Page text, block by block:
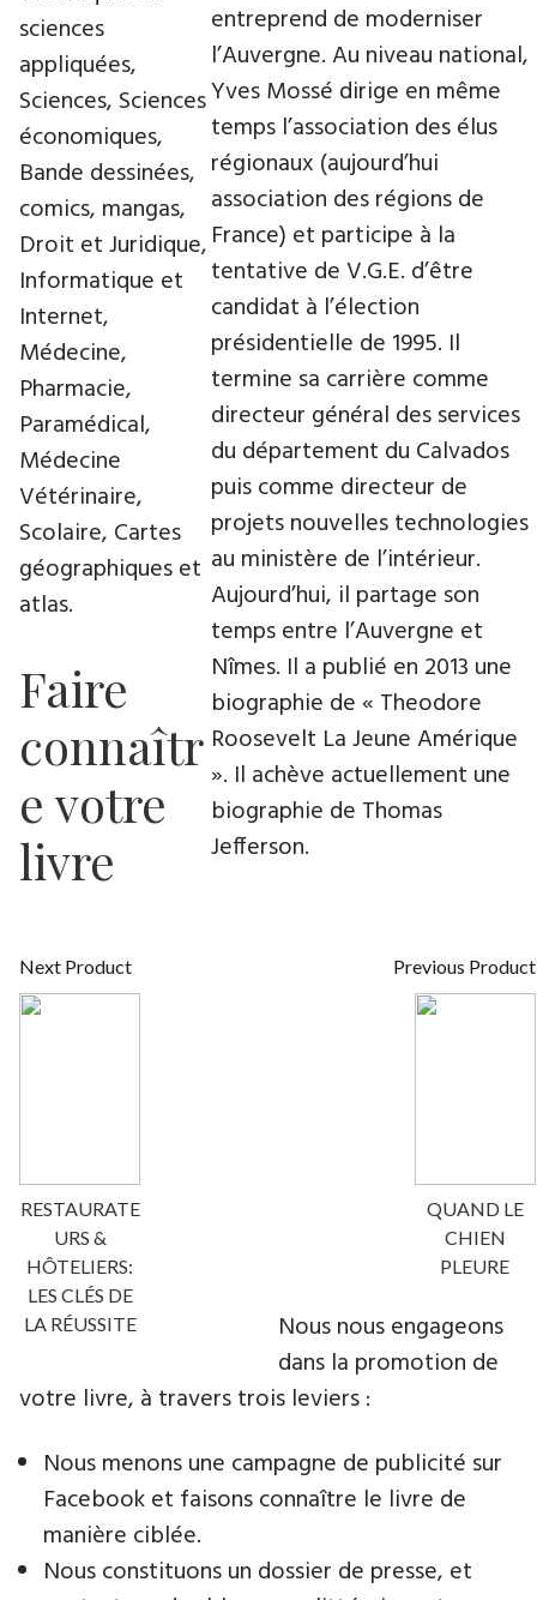
entreprend de moderniser
l’Auvergne. Au niveau national,
Yves Mossé dirige en même
temps l’association des élus
régionaux (aujourd’hui
association des régions de
France) et participe à la
tentative de V.G.E. d’être
candidat à l’élection
présidentielle de 1995. Il
termine sa carrière comme
directeur général des services
du département du Calvados
puis comme directeur de
projets nouvelles technologies
au ministère de l’intérieur.
Aujourd’hui, il partage son
temps entre l’Auvergne et
Nîmes. Il a publié en 2013 une
biographie de « Theodore
Roosevelt La Jeune Amérique
». Il achève actuellement une
biographie de Thomas
Jefferson.
Next Product
RESTAURATE
URS &
HÔTELIERS:
LES CLÉS DE
LA RÉUSSITE
Previous Product
QUAND LE
CHIEN
PLEURE
sciences
appliquées,
Sciences, Sciences
économiques,
Bande dessinées,
comics, mangas,
Droit et Juridique,
Informatique et
Internet,
Médecine,
Pharmacie,
Paramédical,
Médecine
Vétérinaire,
Scolaire, Cartes
géographiques et
atlas.
Faire
connaîtr
e votre
livre
Nous nous engageons
dans la promotion de
votre livre​, à travers trois leviers :
Nous menons une campagne de publicité sur
Facebook et faisons connaître le livre de
manière ciblée.
Nous constituons un dossier de presse, et